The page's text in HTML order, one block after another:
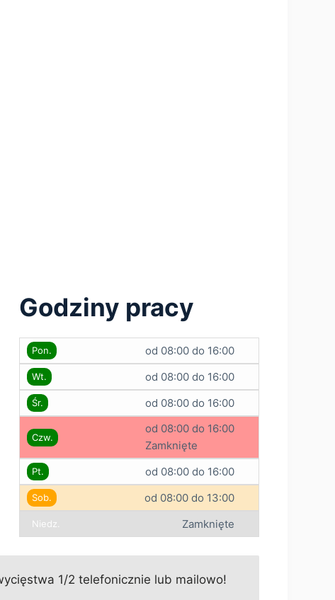
Godziny pracy
Pon. od 08:00 do 16:00
Wt. od 08:00 do 16:00
Śr. od 08:00 do 16:00
Czw.
od 08:00 do 16:00
Zamknięte
Pt. od 08:00 do 16:00
Sob. od 08:00 do 13:00
Niedz. Zamknięte
1/2 telefonicznie lub mailowo!